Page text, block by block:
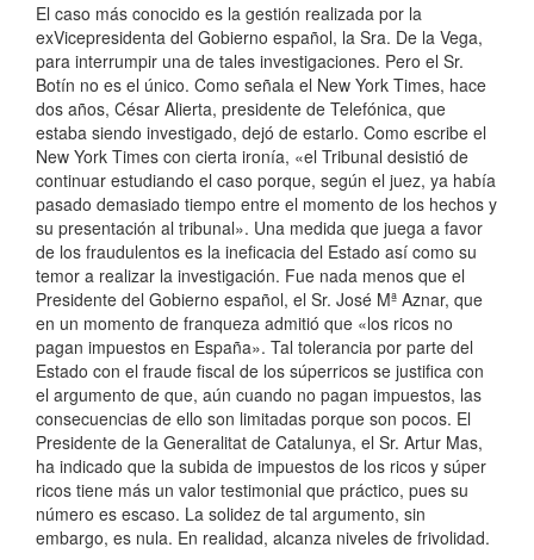
El caso más conocido es la gestión realizada por la
exVicepresidenta del Gobierno español, la Sra. De la Vega,
para interrumpir una de tales investigaciones. Pero el Sr.
Botín no es el único. Como señala el New York Times, hace
dos años, César Alierta, presidente de Telefónica, que
estaba siendo investigado, dejó de estarlo. Como escribe el
New York Times con cierta ironía, «el Tribunal desistió de
continuar estudiando el caso porque, según el juez, ya había
pasado demasiado tiempo entre el momento de los hechos y
su presentación al tribunal». Una medida que juega a favor
de los fraudulentos es la ineficacia del Estado así como su
temor a realizar la investigación. Fue nada menos que el
Presidente del Gobierno español, el Sr. José Mª Aznar, que
en un momento de franqueza admitió que «los ricos no
pagan impuestos en España». Tal tolerancia por parte del
Estado con el fraude fiscal de los súperricos se justifica con
el argumento de que, aún cuando no pagan impuestos, las
consecuencias de ello son limitadas porque son pocos. El
Presidente de la Generalitat de Catalunya, el Sr. Artur Mas,
ha indicado que la subida de impuestos de los ricos y súper
ricos tiene más un valor testimonial que práctico, pues su
número es escaso. La solidez de tal argumento, sin
embargo, es nula. En realidad, alcanza niveles de frivolidad.